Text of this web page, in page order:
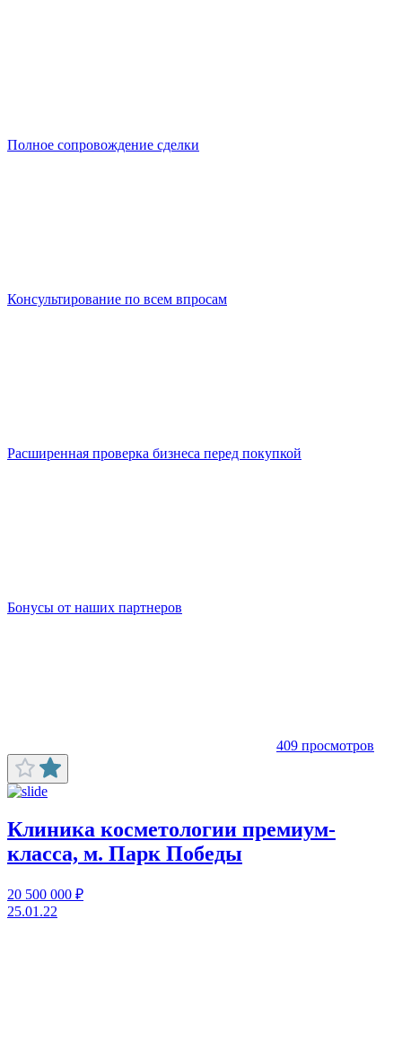
Полное сопровождение сделки
Консультирование по всем впросам
Расширенная проверка бизнеса перед покупкой
Бонусы от наших партнеров
409 просмотров
Клиника косметологии премиум-
класса, м. Парк Победы
20 500 000 ₽
25.01.22